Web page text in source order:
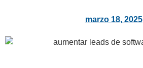
marzo 18, 2025